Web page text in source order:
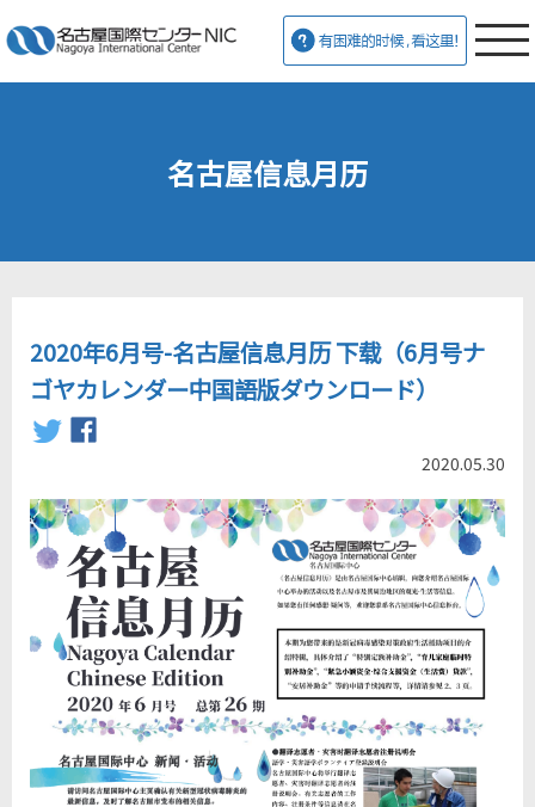
名古屋信息月历
2020年6月号-名古屋信息月历 下载（6月号ナ
ゴヤカレンダー中国語版ダウンロード）
2020.05.30